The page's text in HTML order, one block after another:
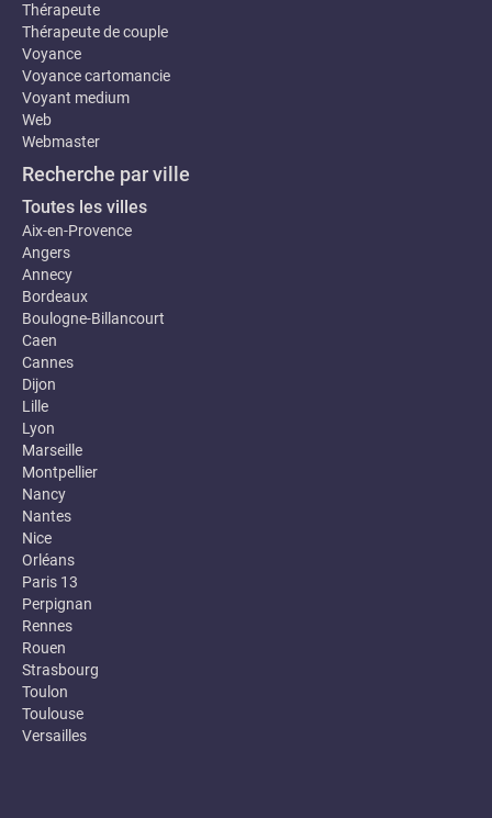
Thérapeute
Thérapeute de couple
Voyance
Voyance cartomancie
Voyant medium
Web
Webmaster
Recherche par ville
Toutes les villes
Aix-en-Provence
Angers
Annecy
Bordeaux
Boulogne-Billancourt
Caen
Cannes
Dijon
Lille
Lyon
Marseille
Montpellier
Nancy
Nantes
Nice
Orléans
Paris 13
Perpignan
Rennes
Rouen
Strasbourg
Toulon
Toulouse
Versailles